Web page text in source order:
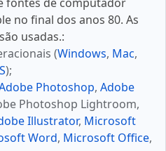
fontes de computador
no final dos anos 80. As
usadas.:
(Windows, Mac,
);
Photoshop, Adobe
Photoshop Lightroom,
Illustrator, Microsoft
Word, Microsoft Office,